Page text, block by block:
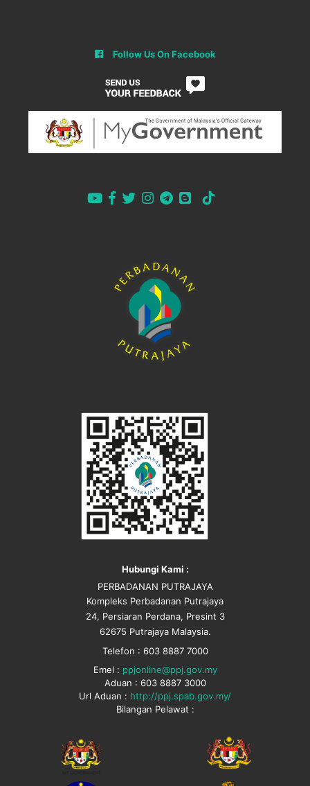
Follow Us On Facebook
Hubungi Kami :
PERBADANAN PUTRAJAYA
Kompleks Perbadanan Putrajaya
24, Persiaran Perdana, Presint 3
62675 Putrajaya Malaysia.
Telefon : 603 8887 7000
Emel : ppjonline@ppj.gov.my
Aduan : 603 8887 3000
Url Aduan : http://ppj.spab.gov.my/
Bilangan Pelawat :